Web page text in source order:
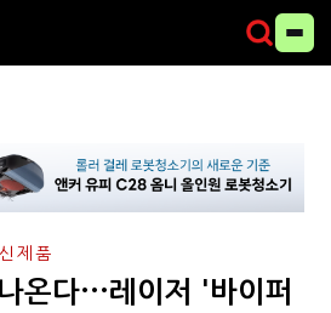
신제품
온다···레이저 '바이퍼